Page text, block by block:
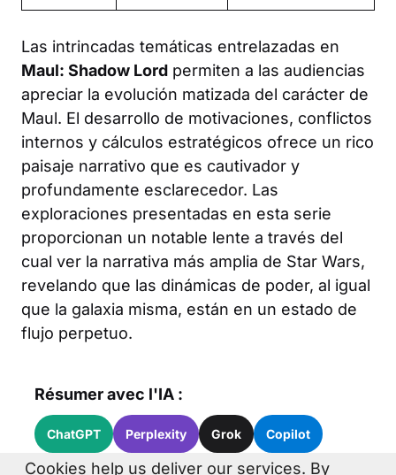
Las intrincadas temáticas entrelazadas en
Maul: Shadow Lord permiten a las audiencias
apreciar la evolución matizada del carácter de
Maul. El desarrollo de motivaciones, conflictos
internos y cálculos estratégicos ofrece un rico
paisaje narrativo que es cautivador y
profundamente esclarecedor. Las
exploraciones presentadas en esta serie
proporcionan un notable lente a través del
cual ver la narrativa más amplia de Star Wars,
revelando que las dinámicas de poder, al igual
que la galaxia misma, están en un estado de
flujo perpetuo.
Résumer avec l'IA :
ChatGPT Perplexity Grok Copilot
Cookies help us deliver our services. By